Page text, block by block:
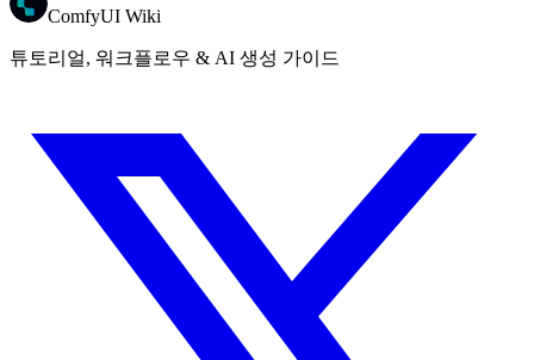
ComfyUI Wiki
튜토리얼, 워크플로우 & AI 생성 가이드